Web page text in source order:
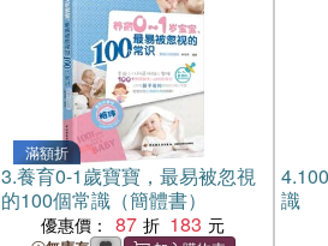
滿額折
3.養育0-1歲寶寶，最易被忽視
的100個常識（簡體書）
優惠價： 87 183
4.
識